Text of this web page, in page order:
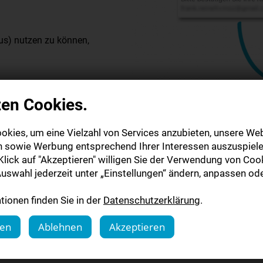
nutzen zu können,
Adresse. Nach
Lesen starten!
viel Spaß beim
Cookies.
um eine Vielzahl von Services anzubieten, unsere
sowie Werbung entsprechend Ihrer Interessen
auf "Akzeptieren" willigen Sie der Verwendung von
jederzeit unter „Einstellungen“ ändern, anpassen
finden Sie in der Datenschutzerklärung.
Ablehnen Akzeptieren